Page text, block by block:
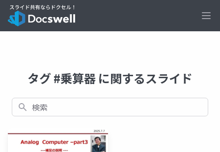
タグ #乗算器 に関するスライド
検索